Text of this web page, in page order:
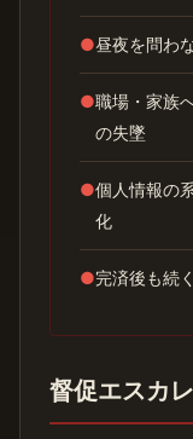
●昼夜を問わ
●職場・家族
の失墜
●個人情報の
化
●完済後も続
督促エスカ